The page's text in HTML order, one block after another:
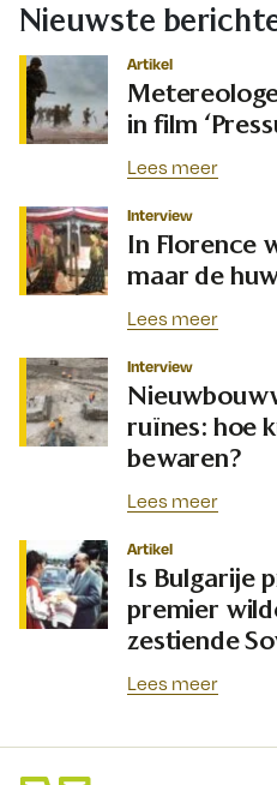
Nieuwste
Artikel
in film
Lees meer
Interview
In Florence
maar de
Lees meer
Interview
ruïnes: hoe
bewaren?
Lees meer
Artikel
Is Bulgarije
premier
zestiende
Lees meer